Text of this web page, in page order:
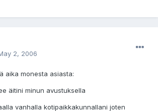
2, 2006
aika monesta asiasta:
äitini minun avustuksella
vanhalla kotipaikkakunnallani joten